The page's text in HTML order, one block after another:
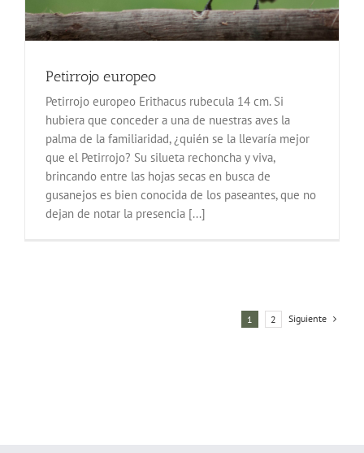
Petirrojo europeo
Petirrojo europeo Erithacus rubecula 14 cm. Si
hubiera que conceder a una de nuestras aves la
palma de la familiaridad, ¿quién se la llevaría mejor
que el Petirrojo? Su silueta rechoncha y viva,
brincando entre las hojas secas en busca de
gusanejos es bien conocida de los paseantes, que no
dejan de notar la presencia [...]
1 2 Siguiente